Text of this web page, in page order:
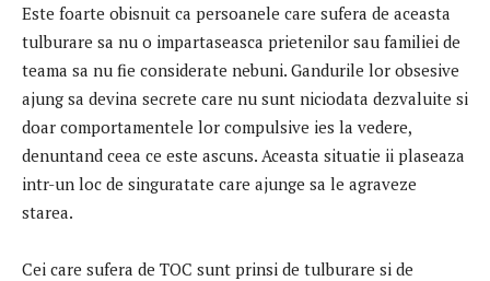
Este foarte obisnuit ca persoanele care sufera de aceasta
tulburare sa nu o impartaseasca prietenilor sau familiei de
teama sa nu fie considerate nebuni. Gandurile lor obsesive
ajung sa devina secrete care nu sunt niciodata dezvaluite si
doar comportamentele lor compulsive ies la vedere,
denuntand ceea ce este ascuns. Aceasta situatie ii plaseaza
intr-un loc de singuratate care ajunge sa le agraveze
starea.
Cei care sufera de TOC sunt prinsi de tulburare si de